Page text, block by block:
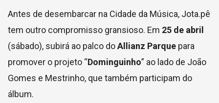
Antes de desembarcar na Cidade da Música, Jota.pê
tem outro compromisso gransioso. Em 25 de abril
(sábado), subirá ao palco doAllianz Parque para
promover o projeto “Dominguinho” ao lado de João
Gomes e Mestrinho, que também participam do
álbum.